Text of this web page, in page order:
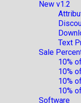
New v1.2
Text
Sale
10%
10%
10%
10%
Software